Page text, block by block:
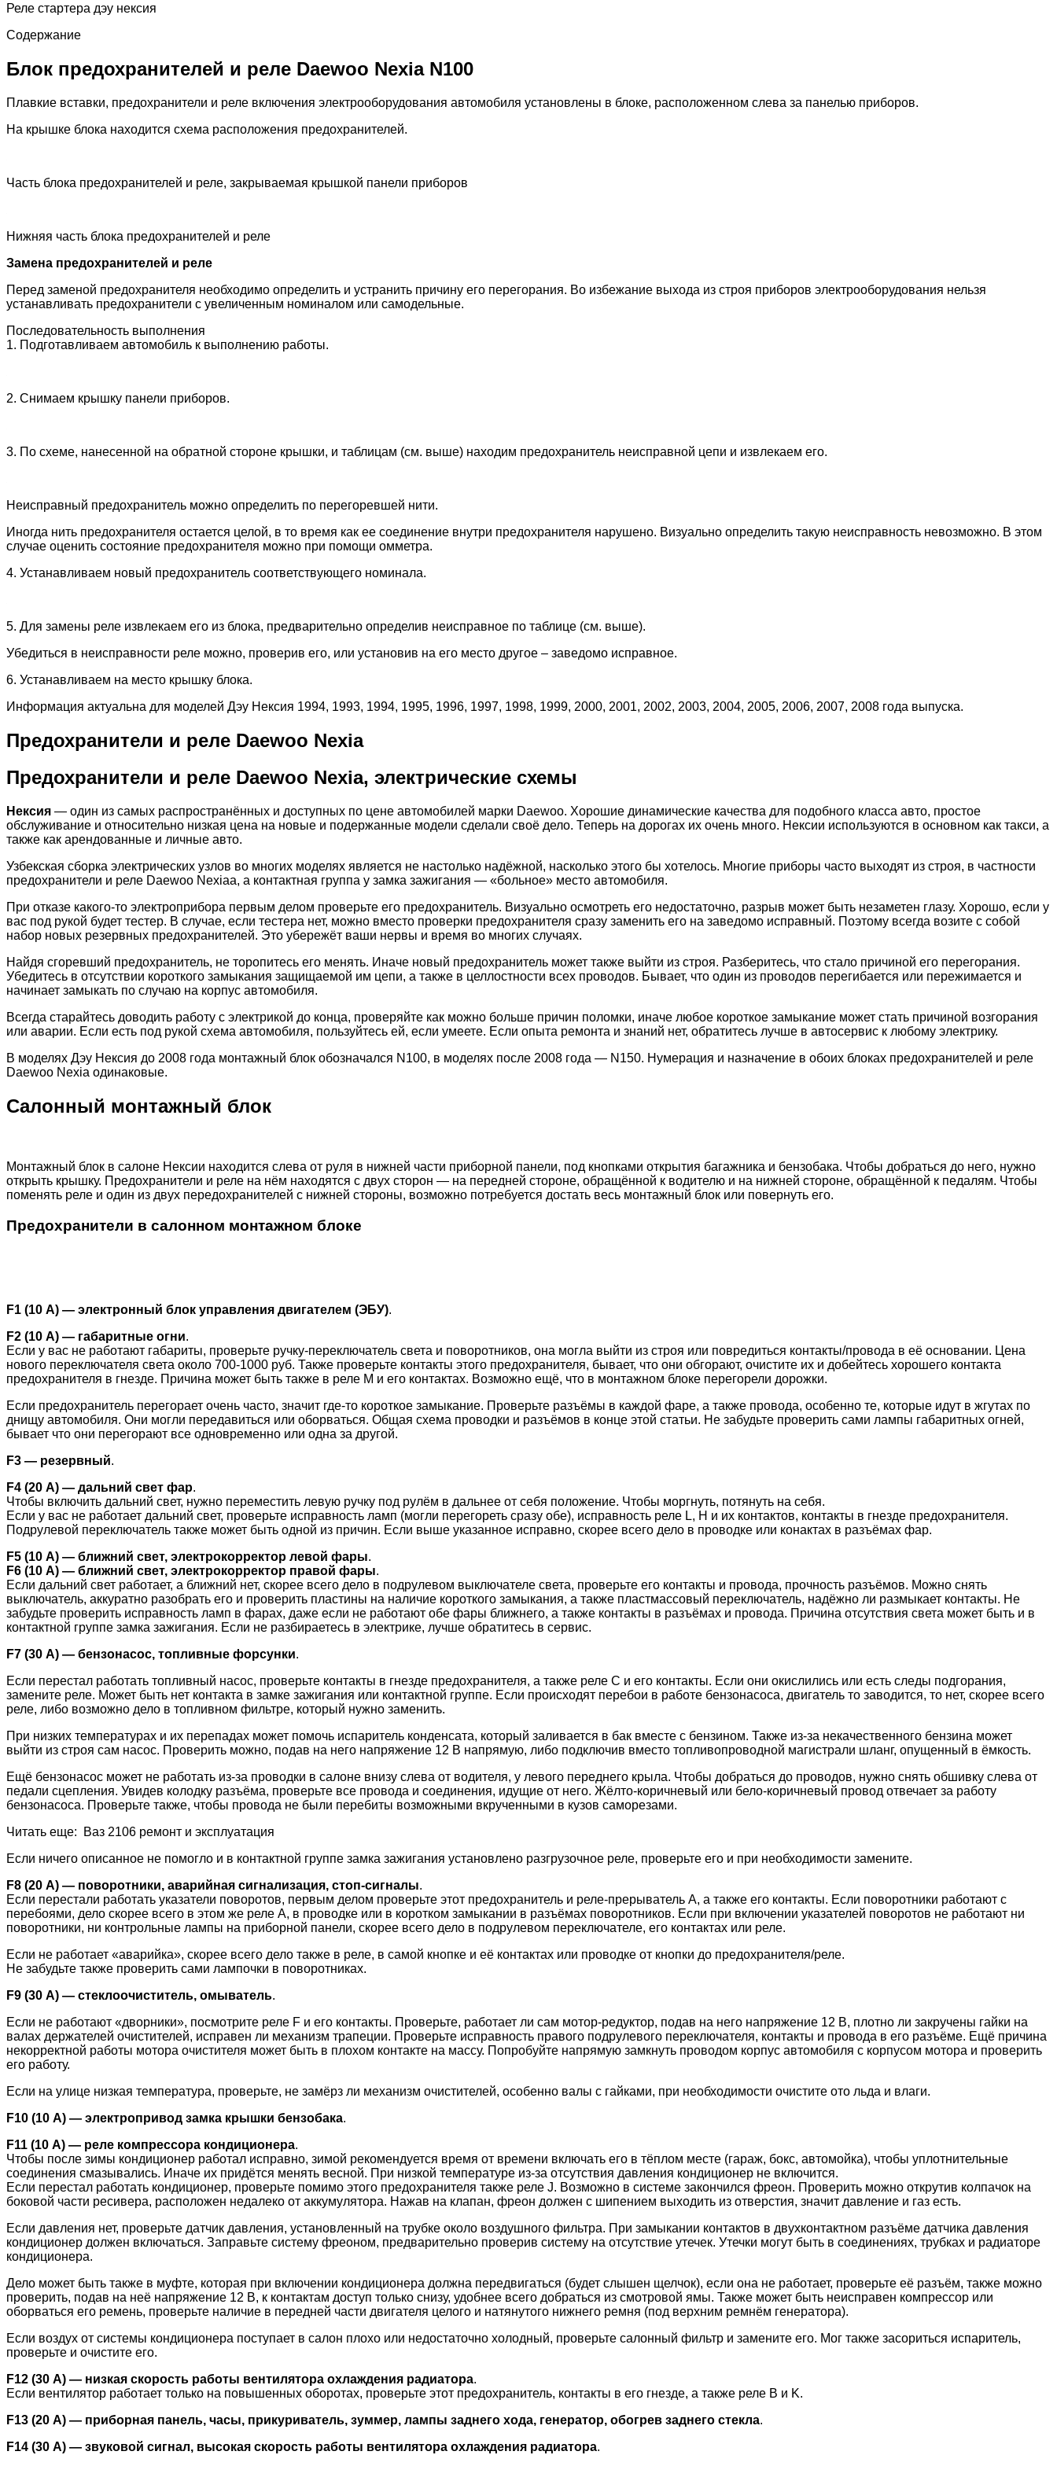
Реле стартера дэу нексия
Содержание
Блок предохранителей и реле Daewoo Nexia N100
Плавкие вставки, предохранители и реле включения электрооборудования автомобиля установлены в блоке, расположенном слева за панелью приборов.
На крышке блока находится схема расположения предохранителей.
Часть блока предохранителей и реле, закрываемая крышкой панели приборов
Нижняя часть блока предохранителей и реле
Замена предохранителей и реле
Перед заменой предохранителя необходимо определить и устранить причину его перегорания. Во избежание выхода из строя приборов электрооборудования нельзя
устанавливать предохранители с увеличенным номиналом или самодельные.
Последовательность выполнения
1. Подготавливаем автомобиль к выполнению работы.
2. Снимаем крышку панели приборов.
3. По схеме, нанесенной на обратной стороне крышки, и таблицам (см. выше) находим предохранитель неисправной цепи и извлекаем его.
Неисправный предохранитель можно определить по перегоревшей нити.
Иногда нить предохранителя остается целой, в то время как ее соединение внутри предохранителя нарушено. Визуально определить такую неисправность невозможно. В этом
случае оценить состояние предохранителя можно при помощи омметра.
4. Устанавливаем новый предохранитель соответствующего номинала.
5. Для замены реле извлекаем его из блока, предварительно определив неисправное по таблице (см. выше).
Убедиться в неисправности реле можно, проверив его, или установив на его место другое – заведомо исправное.
6. Устанавливаем на место крышку блока.
Информация актуальна для моделей Дэу Нексия 1994, 1993, 1994, 1995, 1996, 1997, 1998, 1999, 2000, 2001, 2002, 2003, 2004, 2005, 2006, 2007, 2008 года выпуска.
Предохранители и реле Daewoo Nexia
Предохранители и реле Daewoo Nexia, электрические схемы
Нексия — один из самых распространённых и доступных по цене автомобилей марки Daewoo. Хорошие динамические качества для подобного класса авто, простое
обслуживание и относительно низкая цена на новые и подержанные модели сделали своё дело. Теперь на дорогах их очень много. Нексии используются в основном как такси, а
также как арендованные и личные авто.
Узбекская сборка электрических узлов во многих моделях является не настолько надёжной, насколько этого бы хотелось. Многие приборы часто выходят из строя, в частности
предохранители и реле Daewoo Nexiaа, а контактная группа у замка зажигания — «больное» место автомобиля.
При отказе какого-то электроприбора первым делом проверьте его предохранитель. Визуально осмотреть его недостаточно, разрыв может быть незаметен глазу. Хорошо, если у
вас под рукой будет тестер. В случае, если тестера нет, можно вместо проверки предохранителя сразу заменить его на заведомо исправный. Поэтому всегда возите с собой
набор новых резервных предохранителей. Это убережёт ваши нервы и время во многих случаях.
Найдя сгоревший предохранитель, не торопитесь его менять. Иначе новый предохранитель может также выйти из строя. Разберитесь, что стало причиной его перегорания.
Убедитесь в отсутствии короткого замыкания защищаемой им цепи, а также в целлостности всех проводов. Бывает, что один из проводов перегибается или пережимается и
начинает замыкать по случаю на корпус автомобиля.
Всегда старайтесь доводить работу с электрикой до конца, проверяйте как можно больше причин поломки, иначе любое короткое замыкание может стать причиной возгорания
или аварии. Если есть под рукой схема автомобиля, пользуйтесь ей, если умеете. Если опыта ремонта и знаний нет, обратитесь лучше в автосервис к любому электрику.
В моделях Дэу Нексия до 2008 года монтажный блок обозначался N100, в моделях после 2008 года — N150. Нумерация и назначение в обоих блоках предохранителей и реле
Daewoo Nexia одинаковые.
Салонный монтажный блок
Монтажный блок в салоне Нексии находится слева от руля в нижней части приборной панели, под кнопками открытия багажника и бензобака. Чтобы добраться до него, нужно
открыть крышку. Предохранители и реле на нём находятся с двух сторон — на передней стороне, обращённой к водителю и на нижней стороне, обращённой к педалям. Чтобы
поменять реле и один из двух передохранителей с нижней стороны, возможно потребуется достать весь монтажный блок или повернуть его.
Предохранители в салонном монтажном блоке
F1 (10 А) — электронный блок управления двигателем (ЭБУ).
F2 (10 А) — габаритные огни.
Если у вас не работают габариты, проверьте ручку-переключатель света и поворотников, она могла выйти из строя или повредиться контакты/провода в её основании. Цена
нового переключателя света около 700-1000 руб. Также проверьте контакты этого предохранителя, бывает, что они обгорают, очистите их и добейтесь хорошего контакта
предохранителя в гнезде. Причина может быть также в реле M и его контактах. Возможно ещё, что в монтажном блоке перегорели дорожки.
Если предохранитель перегорает очень часто, значит где-то короткое замыкание. Проверьте разъёмы в каждой фаре, а также провода, особенно те, которые идут в жгутах по
днищу автомобиля. Они могли передавиться или оборваться. Общая схема проводки и разъёмов в конце этой статьи. Не забудьте проверить сами лампы габаритных огней,
бывает что они перегорают все одновременно или одна за другой.
F3 — резервный.
F4 (20 А) — дальний свет фар.
Чтобы включить дальний свет, нужно переместить левую ручку под рулём в дальнее от себя положение. Чтобы моргнуть, потянуть на себя.
Если у вас не работает дальний свет, проверьте исправность ламп (могли перегореть сразу обе), исправность реле L, H и их контактов, контакты в гнезде предохранителя.
Подрулевой переключатель также может быть одной из причин. Если выше указанное исправно, скорее всего дело в проводке или конактах в разъёмах фар.
F5 (10 А) — ближний свет, электрокорректор левой фары.
F6 (10 А) — ближний свет, электрокорректор правой фары.
Если дальний свет работает, а ближний нет, скорее всего дело в подрулевом выключателе света, проверьте его контакты и провода, прочность разъёмов. Можно снять
выключатель, аккуратно разобрать его и проверить пластины на наличие короткого замыкания, а также пластмассовый переключатель, надёжно ли размыкает контакты. Не
забудьте проверить исправность ламп в фарах, даже если не работают обе фары ближнего, а также контакты в разъёмах и провода. Причина отсутствия света может быть и в
контактной группе замка зажигания. Если не разбираетесь в электрике, лучше обратитесь в сервис.
F7 (30 А) — бензонасос, топливные форсунки.
Если перестал работать топливный насос, проверьте контакты в гнезде предохранителя, а также реле C и его контакты. Если они окислились или есть следы подгорания,
замените реле. Может быть нет контакта в замке зажигания или контактной группе. Если происходят перебои в работе бензонасоса, двигатель то заводится, то нет, скорее всего
реле, либо возможно дело в топливном фильтре, который нужно заменить.
При низких температурах и их перепадах может помочь испаритель конденсата, который заливается в бак вместе с бензином. Также из-за некачественного бензина может
выйти из строя сам насос. Проверить можно, подав на него напряжение 12 В напрямую, либо подключив вместо топливопроводной магистрали шланг, опущенный в ёмкость.
Ещё бензонасос может не работать из-за проводки в салоне внизу слева от водителя, у левого переднего крыла. Чтобы добраться до проводов, нужно снять обшивку слева от
педали сцепления. Увидев колодку разъёма, проверьте все провода и соединения, идущие от него. Жёлто-коричневый или бело-коричневый провод отвечает за работу
бензонасоса. Проверьте также, чтобы провода не были перебиты возможными вкрученными в кузов саморезами.
Читать еще: Ваз 2106 ремонт и эксплуатация
Если ничего описанное не помогло и в контактной группе замка зажигания установлено разгрузочное реле, проверьте его и при необходимости замените.
F8 (20 А) — поворотники, аварийная сигнализация, стоп-сигналы.
Если перестали работать указатели поворотов, первым делом проверьте этот предохранитель и реле-прерыватель A, а также его контакты. Если поворотники работают с
перебоями, дело скорее всего в этом же реле A, в проводке или в коротком замыкании в разъёмах поворотников. Если при включении указателей поворотов не работают ни
поворотники, ни контрольные лампы на приборной панели, скорее всего дело в подрулевом переключателе, его контактах или реле.
Если не работает «аварийка», скорее всего дело также в реле, в самой кнопке и её контактах или проводке от кнопки до предохранителя/реле.
Не забудьте также проверить сами лампочки в поворотниках.
F9 (30 А) — стеклоочиститель, омыватель.
Если не работают «дворники», посмотрите реле F и его контакты. Проверьте, работает ли сам мотор-редуктор, подав на него напряжение 12 В, плотно ли закручены гайки на
валах держателей очистителей, исправен ли механизм трапеции. Проверьте исправность правого подрулевого переключателя, контакты и провода в его разъёме. Ещё причина
некорректной работы мотора очистителя может быть в плохом контакте на массу. Попробуйте напрямую замкнуть проводом корпус автомобиля с корпусом мотора и проверить
его работу.
Если на улице низкая температура, проверьте, не замёрз ли механизм очистителей, особенно валы с гайками, при необходимости очистите ото льда и влаги.
F10 (10 А) — электропривод замка крышки бензобака.
F11 (10 А) — реле компрессора кондиционера.
Чтобы после зимы кондиционер работал исправно, зимой рекомендуется время от времени включать его в тёплом месте (гараж, бокс, автомойка), чтобы уплотнительные
соединения смазывались. Иначе их придётся менять весной. При низкой температуре из-за отсутствия давления кондиционер не включится.
Если перестал работать кондиционер, проверьте помимо этого предохранителя также реле J. Возможно в системе закончился фреон. Проверить можно открутив колпачок на
боковой части ресивера, расположен недалеко от аккумулятора. Нажав на клапан, фреон должен с шипением выходить из отверстия, значит давление и газ есть.
Если давления нет, проверьте датчик давления, установленный на трубке около воздушного фильтра. При замыкании контактов в двухконтактном разъёме датчика давления
кондиционер должен включаться. Заправьте систему фреоном, предварительно проверив систему на отсутствие утечек. Утечки могут быть в соединениях, трубках и радиаторе
кондиционера.
Дело может быть также в муфте, которая при включении кондиционера должна передвигаться (будет слышен щелчок), если она не работает, проверьте её разъём, также можно
проверить, подав на неё напряжение 12 В, к контактам доступ только снизу, удобнее всего добраться из смотровой ямы. Также может быть неисправен компрессор или
оборваться его ремень, проверьте наличие в передней части двигателя целого и натянутого нижнего ремня (под верхним ремнём генератора).
Если воздух от системы кондиционера поступает в салон плохо или недостаточно холодный, проверьте салонный фильтр и замените его. Мог также засориться испаритель,
проверьте и очистите его.
F12 (30 А) — низкая скорость работы вентилятора охлаждения радиатора.
Если вентилятор работает только на повышенных оборотах, проверьте этот предохранитель, контакты в его гнезде, а также реле B и K.
F13 (20 А) — приборная панель, часы, прикуриватель, зуммер, лампы заднего хода, генератор, обогрев заднего стекла.
F14 (30 А) — звуковой сигнал, высокая скорость работы вентилятора охлаждения радиатора.